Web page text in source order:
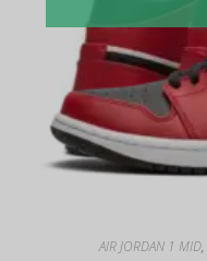
AIR JORDAN 1 MID,